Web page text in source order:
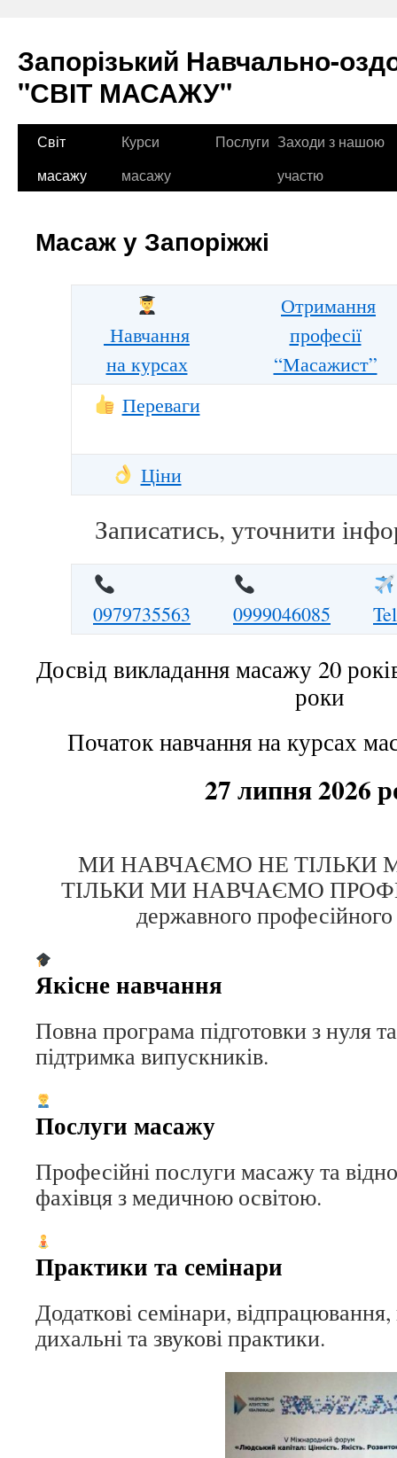
вмісту
Запорізький Навчально-
"СВІТ МАСАЖУ"
Світ
масажу
Курси
масажу
Послуги Заходи з нашою
участю
Масаж у Запоріжжі
Навчання
на курсах
Отримання
професії
“Масажист”
Переваги
Ціни
Записатись, уточнити
0979735563 0999046085
Досвід викладання масажу 20
роки
Початок навчання на курсах
27 липня 2026
МИ НАВЧАЄМО НЕ ТІЛЬКИ
ТІЛЬКИ МИ НАВЧАЄМО
державного
Якісне навчання
Повна програма підготовки з нуля
підтримка випускників.
Послуги масажу
Професійні послуги масажу та
фахівця з медичною освітою.
Практики та семінари
Додаткові семінари, відпрацювання,
дихальні та звукові практики.